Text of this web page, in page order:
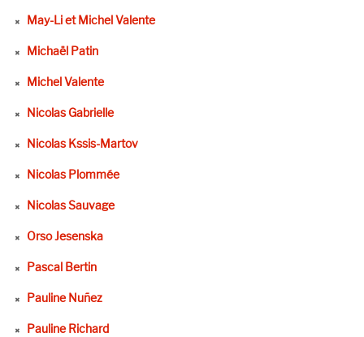
May-Li et Michel Valente
Michaël Patin
Michel Valente
Nicolas Gabrielle
Nicolas Kssis-Martov
Nicolas Plommée
Nicolas Sauvage
Orso Jesenska
Pascal Bertin
Pauline Nuñez
Pauline Richard